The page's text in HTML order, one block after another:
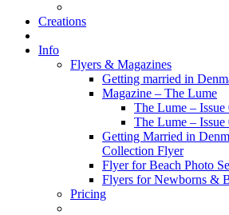
Creations
Info
Flyers & Magazines
Getting married in
Magazine – The Lume
The Lume – Issue
The Lume – Issue
Getting Married in
Collection Flyer
Flyer for Beach Photo
Flyers for Newborns &
Pricing